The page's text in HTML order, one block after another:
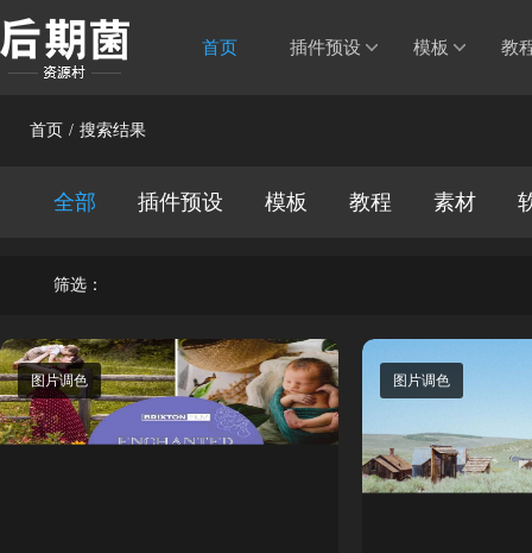
首页 插件预设 模板 教
首页 / 搜索结果
全部 插件预设 模板 教程 素材
筛选：
图片调色 图片调色